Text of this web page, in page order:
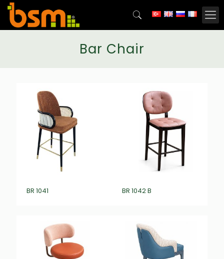
Bar Chair
BR 1041 BR 1042 B